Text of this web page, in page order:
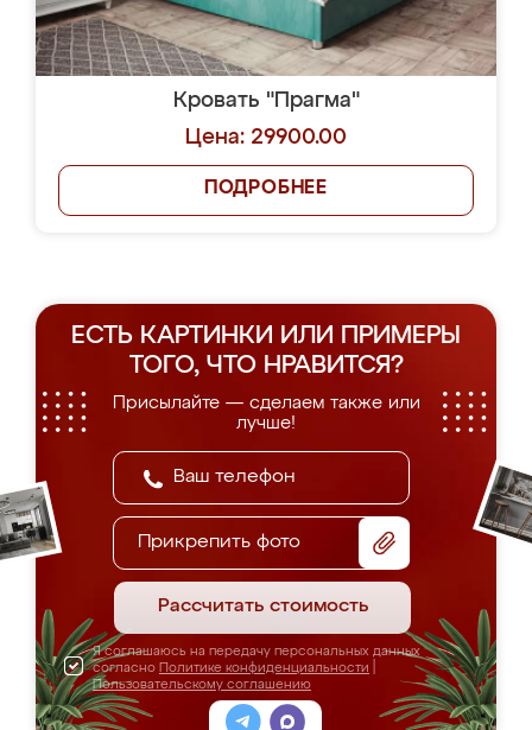
Кровать "Прагма"
Цена: 29900.00
ПОДРОБНЕЕ
ЕСТЬ КАРТИНКИ ИЛИ ПРИМЕРЫ
ТОГО, ЧТО НРАВИТСЯ?
Присылайте — сделаем также или
лучше!
Прикрепить фото
Рассчитать стоимость
Я соглашаюсь на передачу персональных данных
согласно Политике конфиденциальности
Пользовательскому соглашению